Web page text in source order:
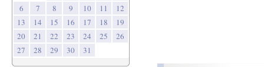
6
7 8 9 10 11
12
13
14 15 16 17 18
19
20
21 22 23 24 25
26
27
28 29 30 31